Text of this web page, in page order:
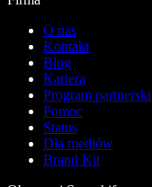
O nas
Kontakt
Blog
Kariera
Program partnerski
Pomoc
Status
Dla mediów
Brand Kit